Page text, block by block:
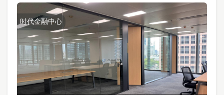
时代金融中心